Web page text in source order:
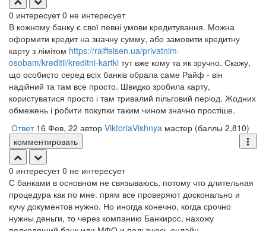
0 интересует 0 не интересует
В кожному банку є свої певні умови кредитування. Можна
оформити кредит на значну сумму, або замовити кредитну
карту з лімітом https://raiffeisen.ua/privatnim-
osobam/kreditii/kreditni-kartki тут вже кому та як зручно. Скажу,
що особисто серед всіх банків обрала саме Райф - він
надійний та там все просто. Швидко зробила карту,
користуватися просто і там тривалий пільговий період. Жодних
обмежень і робити покупки таким чином значно простіше.
Ответ 16 Фев, 22 автор ViktoriaVishnya мастер (баллы 2,810)
комментировать
0 интересует 0 не интересует
С банками в основном не связываюсь, потому что длительная
процедура как по мне. прям все проверяют досконально и
кучу документов нужно. Но иногда конечно, когда срочно
нужны деньги, то через компанию Банкирос, нахожу